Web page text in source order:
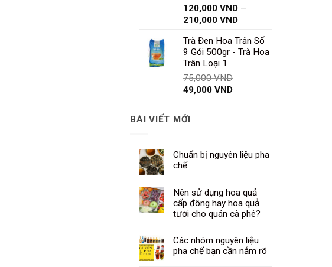
120,000 VND –
210,000 VNDKhoảng
từ
120,000 VND
Trà Đen Hoa Trân Số
9 Gói 500gr - Trà Hoa
Trân Loại 1
75,000VND
49,000 VNDGiá
BÀI VIẾT MỚI
Chuẩn bị nguyên liệu pha
chế
Nên sử dụng hoa quả
cấp đông hay hoa quả
tươi cho quán cà phê?
Các nhóm nguyên liệu
pha chế bạn cần nắm rõ